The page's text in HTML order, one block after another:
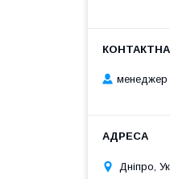
менеджер
Дніпро,